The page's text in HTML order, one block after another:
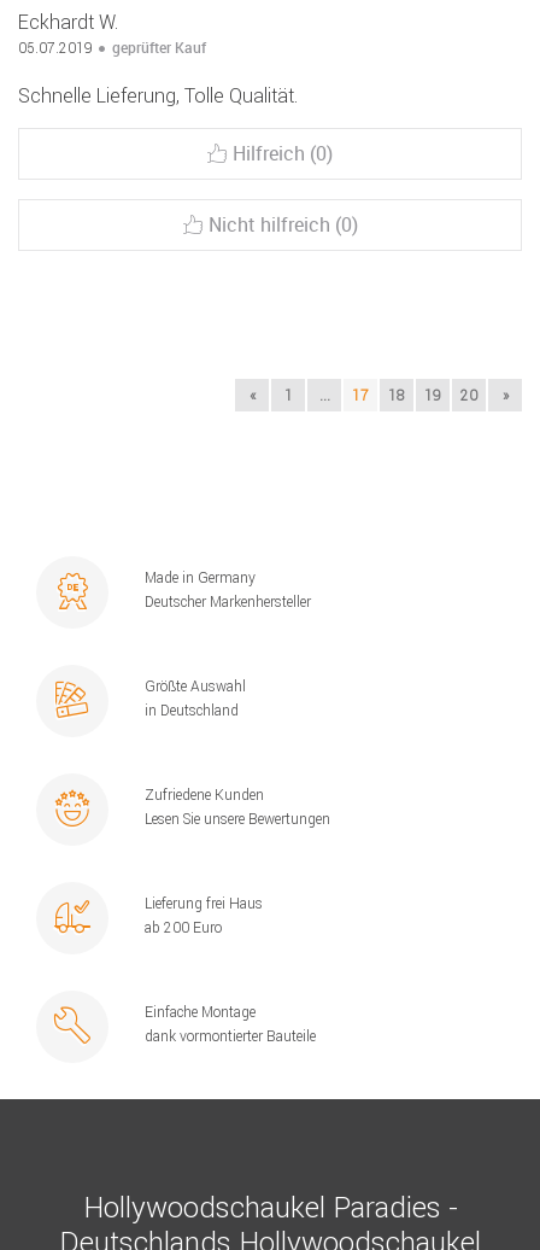
Eckhardt W.
05.07.2019 geprüfter Kauf
Schnelle Lieferung, Tolle Qualität.
Hilfreich (0)
Nicht hilfreich (0)
« 1 ... 17 18 19 20 »
Made in Germany
Deutscher Markenhersteller
Größte Auswahl
in Deutschland
Zufriedene Kunden
Lesen Sie unsere Bewertungen
Lieferung frei Haus
ab 200 Euro
Einfache Montage
dank vormontierter Bauteile
Hollywoodschaukel Paradies -
Deutschlands Hollywoodschaukel